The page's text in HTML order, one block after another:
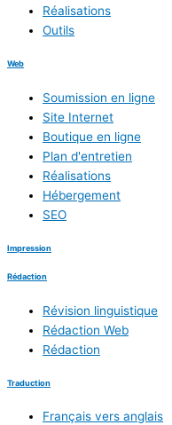
Réalisations
Outils
Web
Soumission en ligne
Site Internet
Boutique en ligne
Plan d'entretien
Réalisations
Hébergement
SEO
Impression
Rédaction
Révision linguistique
Rédaction Web
Rédaction
Traduction
Français vers anglais